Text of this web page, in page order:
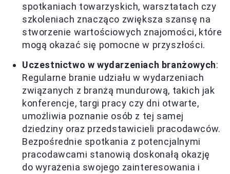
spotkaniach towarzyskich, warsztatach czy
szkoleniach znacząco zwiększa szansę na
stworzenie wartościowych znajomości, które
mogą okazać się pomocne w przyszłości.
Uczestnictwo w wydarzeniach branżowych:
Regularne branie udziału w wydarzeniach
związanych z branżą mundurową, takich jak
konferencje, targi pracy czy dni otwarte,
umożliwia poznanie osób z tej samej
dziedziny oraz przedstawicieli pracodawców.
Bezpośrednie spotkania z potencjalnymi
pracodawcami stanowią doskonałą okazję
do wyrażenia swojego zainteresowania i